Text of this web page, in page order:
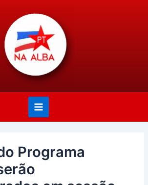
Menu
Programa